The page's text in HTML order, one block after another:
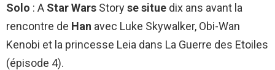
Solo : A Star Wars Storyse situe dix ans avant la
rencontre de Han avec Luke Skywalker, Obi-Wan
Kenobi et la princesse Leia dans La Guerre des Etoiles
(épisode 4).